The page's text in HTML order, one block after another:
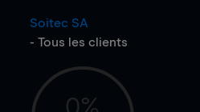
Soitec SA
- Tous les clients